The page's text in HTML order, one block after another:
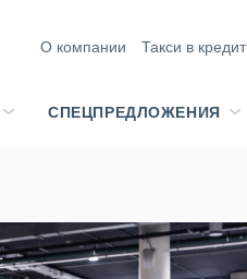
О компании Такси в кредит
СПЕЦПРЕДЛОЖЕНИЯ